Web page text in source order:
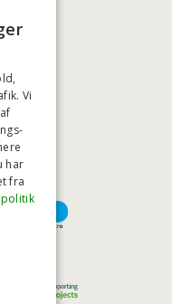
Vi
har
fra